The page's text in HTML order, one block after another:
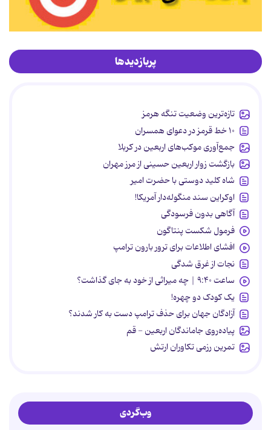
پربازدیدها
تازه‌ترین وضعیت تنگه هرمز
۱۰ خط قرمز در دعوای همسران
جمع‌آوری موکب‌های اربعین در کربلا
بازگشت زوار اربعین حسینی از مرز مهران
شاه کلید دوستی با حضرت امیر
اوکراین سند منگوله‌دار آمریکا!
آگاهی بدون فرسودگی
فرمول شکست پنتاگون
افشای اطلاعات برای ترور بارون ترامپ
نجات از غرق شدگی
ساعت ۹:۴۰ | چه میراثی از خود به جای گذاشت؟
یک کودک دو چهره!
آزادگان جهان برای حذف ترامپ دست به کار شدند؟
پیاده‌روی جاماندگان اربعین - قم
تمرین رزمی تکاوران ارتش
وب‌گردی